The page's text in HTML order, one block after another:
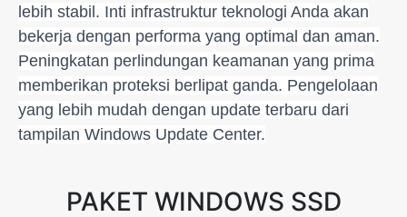
lebih stabil. Inti infrastruktur teknologi Anda akan
bekerja dengan performa yang optimal dan aman.
Peningkatan perlindungan keamanan yang prima
memberikan proteksi berlipat ganda. Pengelolaan
yang lebih mudah dengan update terbaru dari
tampilan Windows Update Center.
PAKET WINDOWS SSD